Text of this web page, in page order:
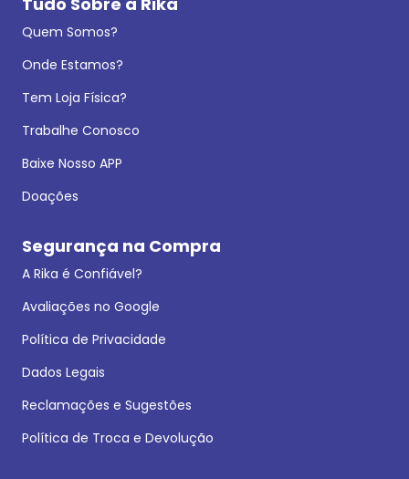
Quem Somos?
Onde Estamos?
Tem Loja Física?
Trabalhe Conosco
Baixe Nosso APP
Doações
Segurança na Compra
A Rika é Confiável?
Avaliações no Google
Política de Privacidade
Dados Legais
Reclamações e Sugestões
Política de Troca e Devolução